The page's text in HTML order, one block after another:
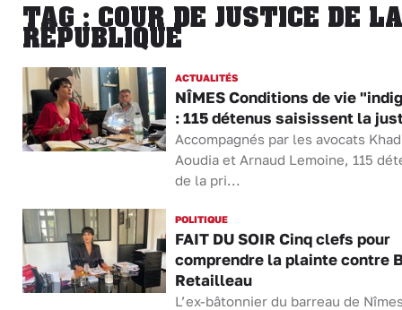
TAG : COUR DE JUSTICE DE LA
RÉPUBLIQUE
ACTUALITÉS
NÎMES Conditions de vie
: 115 détenus saisissent la
Accompagnés par les avocats
Aoudia et Arnaud Lemoine, 115
de la pri...
POLITIQUE
FAIT DU SOIR Cinq clefs pour
comprendre la plainte contre
Retailleau
L’ex-bâtonnier du barreau de